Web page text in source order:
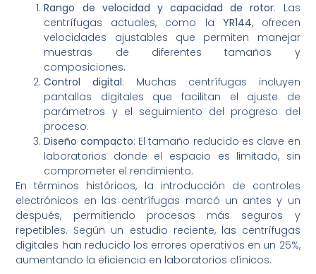
Rango de velocidad y capacidad de rotor: Las
centrífugas actuales, como la YR144, ofrecen
velocidades ajustables que permiten manejar
muestras de diferentes tamaños y
composiciones.
Control digital: Muchas centrífugas incluyen
pantallas digitales que facilitan el ajuste de
parámetros y el seguimiento del progreso del
proceso.
Diseño compacto: El tamaño reducido es clave en
laboratorios donde el espacio es limitado, sin
comprometer el rendimiento.
En términos históricos, la introducción de controles
electrónicos en las centrífugas marcó un antes y un
después, permitiendo procesos más seguros y
repetibles. Según un estudio reciente, las centrífugas
digitales han reducido los errores operativos en un 25%,
aumentando la eficiencia en laboratorios clínicos.